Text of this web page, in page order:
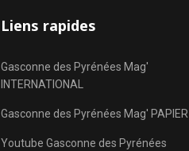
Liens rapides
Gasconne des Pyrénées Mag'
INTERNATIONAL
Gasconne des Pyrénées Mag' PAPIER
Youtube Gasconne des Pyrénées